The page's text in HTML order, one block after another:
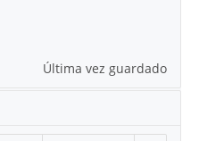
Última vez guardado